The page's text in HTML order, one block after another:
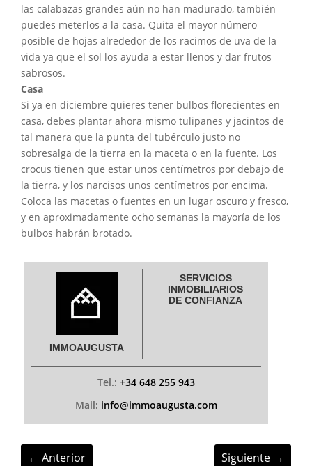
las calabazas grandes aún no han madurado, también
puedes meterlos a la casa. Quita el mayor número
posible de hojas alrededor de los racimos de uva de la
vida ya que el sol los ayuda a estar llenos y dar frutos
sabrosos.
Casa
Si ya en diciembre quieres tener bulbos florecientes en
casa, debes plantar ahora mismo tulipanes y jacintos de
tal manera que la punta del tubérculo justo no
sobresalga de la tierra en la maceta o en la fuente. Los
crocus tienen que estar unos centímetros por debajo de
la tierra, y los narcisos unos centímetros por encima.
Coloca las macetas o fuentes en un lugar oscuro y fresco,
y en aproximadamente ocho semanas la mayoría de los
bulbos habrán brotado.
IMMOAUGUSTA
SERVICIOS
INMOBILIARIOS
DE CONFIANZA
Tel.: +34 648 255 943
Mail: info@immoaugusta.com
← Anterior Siguiente →